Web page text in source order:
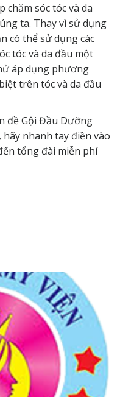
sóc tóc và da
ta. Thay vì sử dụng
có thể sử dụng các
tóc và da đầu một
áp dụng phương
trên tóc và da đầu
đề Gội Đầu Dưỡng
nhanh tay điền vào
tổng đài miễn phí